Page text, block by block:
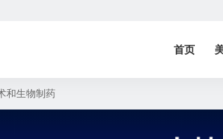
首页
和生物制药